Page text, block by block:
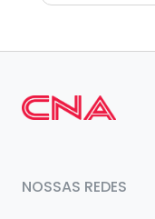
NOSSAS REDES